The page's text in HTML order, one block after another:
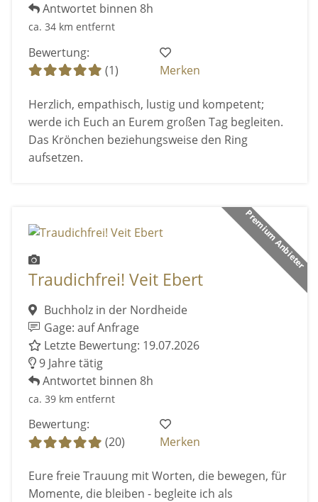
Antwortet binnen 8h
ca. 34 km entfernt
Bewertung:
(1)
Merken
Herzlich, empathisch, lustig und kompetent;
werde ich Euch an Eurem großen Tag begleiten.
Das Krönchen beziehungsweise den Ring
aufsetzen.
Premium Anbieter
Traudichfrei! Veit Ebert
Buchholz in der Nordheide
Gage: auf Anfrage
Letzte Bewertung: 19.07.2026
9 Jahre tätig
Antwortet binnen 8h
ca. 39 km entfernt
Bewertung:
(20)
Merken
Eure freie Trauung mit Worten, die bewegen, für
Momente, die bleiben - begleite ich als